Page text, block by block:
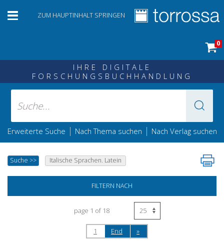
ZUM HAUPTINHALT SPRINGEN
0
IHRE DIGITALE
FORSCHUNGSBUCHHANDLUNG
Erweiterte Suche | Nach Thema suchen | Nach Verlag suchen
Suche >> Italische Sprachen. Latein
FILTERN NACH
page 1 of 18
1 End »